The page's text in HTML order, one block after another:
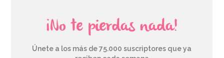
¡No te pierdas nada!
Únete a los más de 75.000 suscriptores que ya